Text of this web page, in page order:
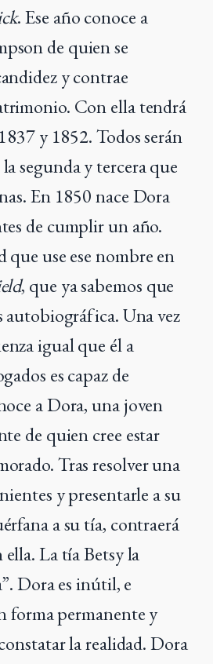
. Ese año conoce a
de quien se
y contrae
Con ella tendrá
y 1852. Todos serán
segunda y tercera que
En 1850 nace Dora
de cumplir un año.
que use ese nombre en
, que ya sabemos que
autobiográfica. Una vez
igual que él a
es capaz de
a Dora, una joven
de quien cree estar
Tras resolver una
y presentarle a su
a su tía, contraerá
La tía Betsy la
Dora es inútil, e
forma permanente y
la realidad. Dora